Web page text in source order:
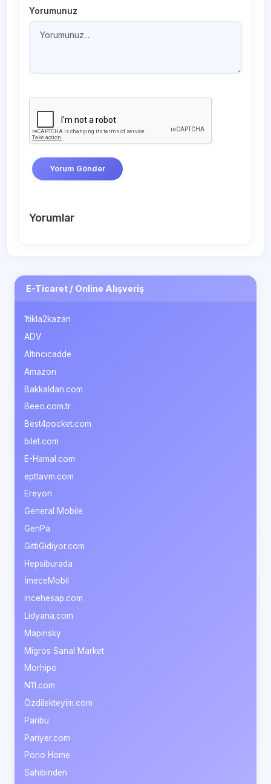
Yorumunuz
Yorum Gönder
Yorumlar
E-Ticaret / Online Alışveriş
1tikla2kazan
ADV
Altıncıcadde
Amazon
Bakkaldan.com
Beeo.com.tr
Best4pocket.com
bilet.com
E-Hamal.com
epttavm.com
Ereyon
General Mobile
GenPa
GittiGidiyor.com
Hepsiburada
İmeceMobil
incehesap.com
Lidyana.com
Mapinsky
Migros Sanal Market
Morhipo
N11.com
Özdilekteyim.com
Paribu
Pariyer.com
Porio Home
Sahibinden